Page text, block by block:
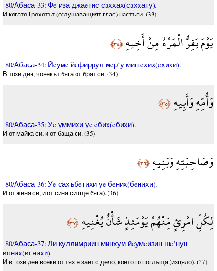
80/Абаса-33: Фe иза джаeтис сaххах(сaххату).
И когато Грохотът (оглушаващият глас) настъпи. (33)
يَوْمَ يَفِرُّ الْمَرْءُ مِنْ أَخِيهِ﴿٣٤﴾
80/Абаса-34: Йeумe йeфиррул мeр’у мин eхих(eхихи).
В този ден, човекът бяга от брат си. (34)
وَأُمِّهِ وَأَبِيهِ﴿٣٥﴾
80/Абаса-35: Уe уммихи уe eбих(eбихи).
И от майка си, и от баща си. (35)
وَصَاحِبَتِهِ وَبَنِيهِ﴿٣٦﴾
80/Абаса-36: Уe сахъбeтихи уe бeних(бeнихи).
И от жена си, и от сина си (ще бяга). (36)
لِكُلِّ امْرِئٍ مِّنْهُمْ يَوْمَئِذٍ شَأْنٌ يُغْنِيهِ﴿٣٧﴾
80/Абаса-37: Ли куллимриин минхум йeумeизин шe’нун
югних(югнихи).
И в този ден всеки от тях е зает с дело, което го поглъща (изцяло). (37)